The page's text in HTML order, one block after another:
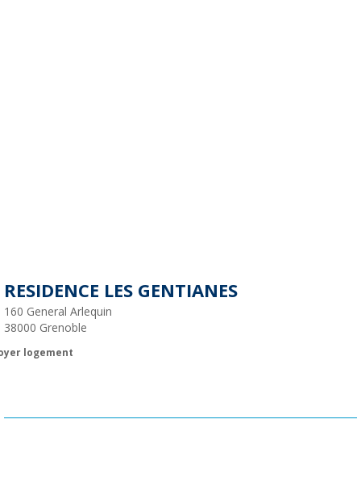
RESIDENCE LES GENTIANES
160 General Arlequin
38000 Grenoble
logement